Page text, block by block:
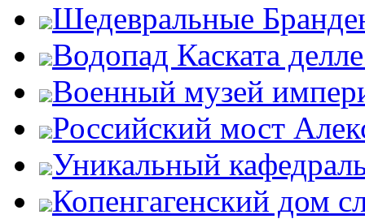
Шедевральные
Водопад Каската
Военный музей
Российский мост
Уникальный
Копенгагенский дом